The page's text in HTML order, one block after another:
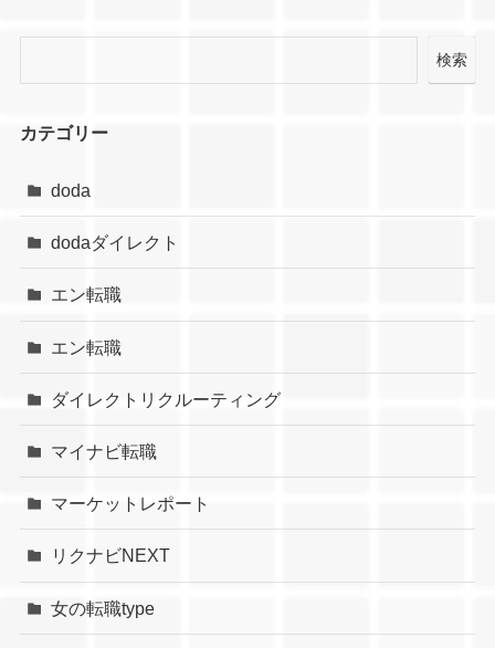
検索
カテゴリー
doda
dodaダイレクト
エン転職
エン転職
ダイレクトリクルーティング
マイナビ転職
マーケットレポート
リクナビNEXT
女の転職type